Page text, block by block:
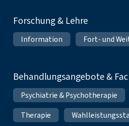
Forschung & Lehre
Information Fort- und
Behandlungsangebote &
Psychiatrie & Psychotherapie
Therapie